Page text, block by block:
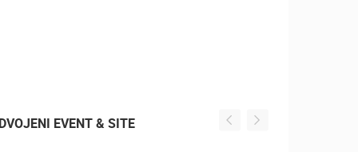
EVENT & SITE